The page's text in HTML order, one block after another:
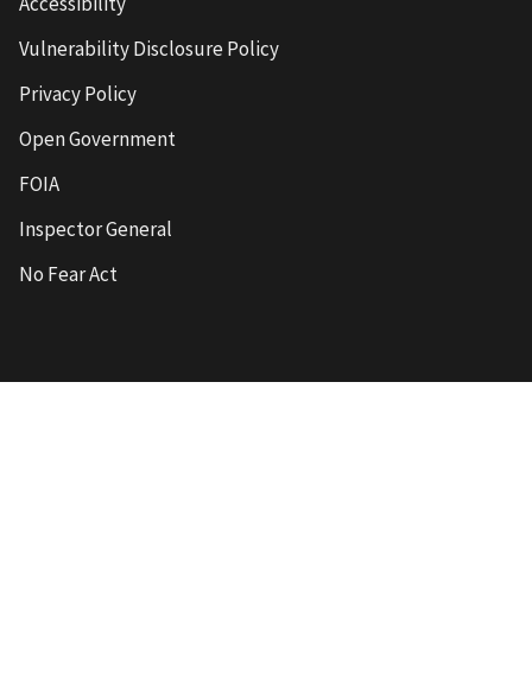
Vulnerability Disclosure Policy
Privacy Policy
Open Government
FOIA
Inspector General
No Fear Act